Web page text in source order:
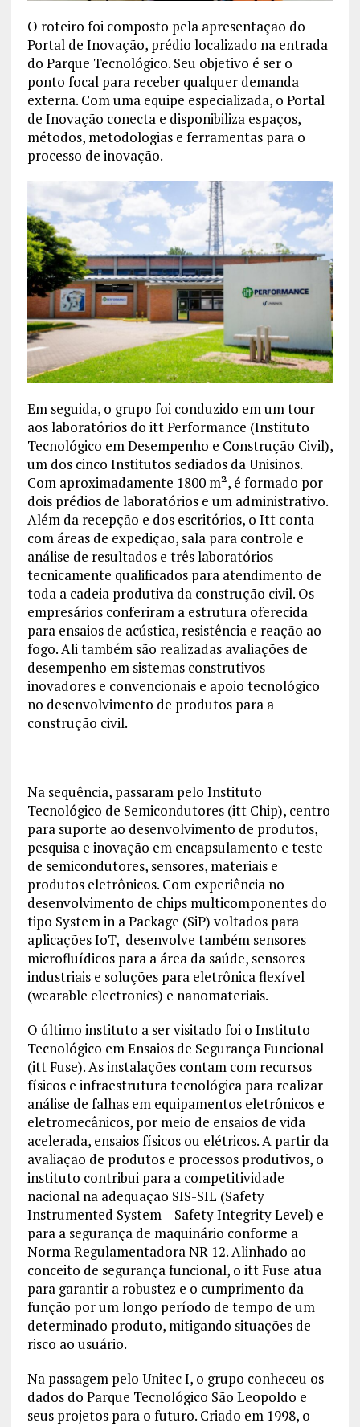
O roteiro foi composto pela apresentação do
Portal de Inovação, prédio localizado na entrada
do Parque Tecnológico. Seu objetivo é ser o
ponto focal para receber qualquer demanda
externa. Com uma equipe especializada, o Portal
de Inovação conecta e disponibiliza espaços,
métodos, metodologias e ferramentas para o
processo de inovação.
Em seguida, o grupo foi conduzido em um tour
aos laboratórios do itt Performance (Instituto
Tecnológico em Desempenho e Construção Civil),
um dos cinco Institutos sediados da Unisinos.
Com aproximadamente 1800 m², é formado por
dois prédios de laboratórios e um administrativo.
Além da recepção e dos escritórios, o Itt conta
com áreas de expedição, sala para controle e
análise de resultados e três laboratórios
tecnicamente qualificados para atendimento de
toda a cadeia produtiva da construção civil. Os
empresários conferiram a estrutura oferecida
para ensaios de acústica, resistência e reação ao
fogo. Ali também são realizadas avaliações de
desempenho em sistemas construtivos
inovadores e convencionais e apoio tecnológico
no desenvolvimento de produtos para a
construção civil.
Na sequência, passaram pelo Instituto
Tecnológico de Semicondutores (itt Chip), centro
para suporte ao desenvolvimento de produtos,
pesquisa e inovação em encapsulamento e teste
de semicondutores, sensores, materiais e
produtos eletrônicos. Com experiência no
desenvolvimento de chips multicomponentes do
tipo System in a Package (SiP) voltados para
aplicações IoT, desenvolve também sensores
microfluídicos para a área da saúde, sensores
industriais e soluções para eletrônica flexível
(wearable electronics) e nanomateriais.
O último instituto a ser visitado foi o Instituto
Tecnológico em Ensaios de Segurança Funcional
(itt Fuse). As instalações contam com recursos
físicos e infraestrutura tecnológica para realizar
análise de falhas em equipamentos eletrônicos e
eletromecânicos, por meio de ensaios de vida
acelerada, ensaios físicos ou elétricos. A partir da
avaliação de produtos e processos produtivos, o
instituto contribui para a competitividade
nacional na adequação SIS-SIL (Safety
Instrumented System – Safety Integrity Level) e
para a segurança de maquinário conforme a
Norma Regulamentadora NR 12. Alinhado ao
conceito de segurança funcional, o itt Fuse atua
para garantir a robustez e o cumprimento da
função por um longo período de tempo de um
determinado produto, mitigando situações de
risco ao usuário.
Na passagem pelo Unitec I, o grupo conheceu os
dados do Parque Tecnológico São Leopoldo e
seus projetos para o futuro. Criado em 1998, o